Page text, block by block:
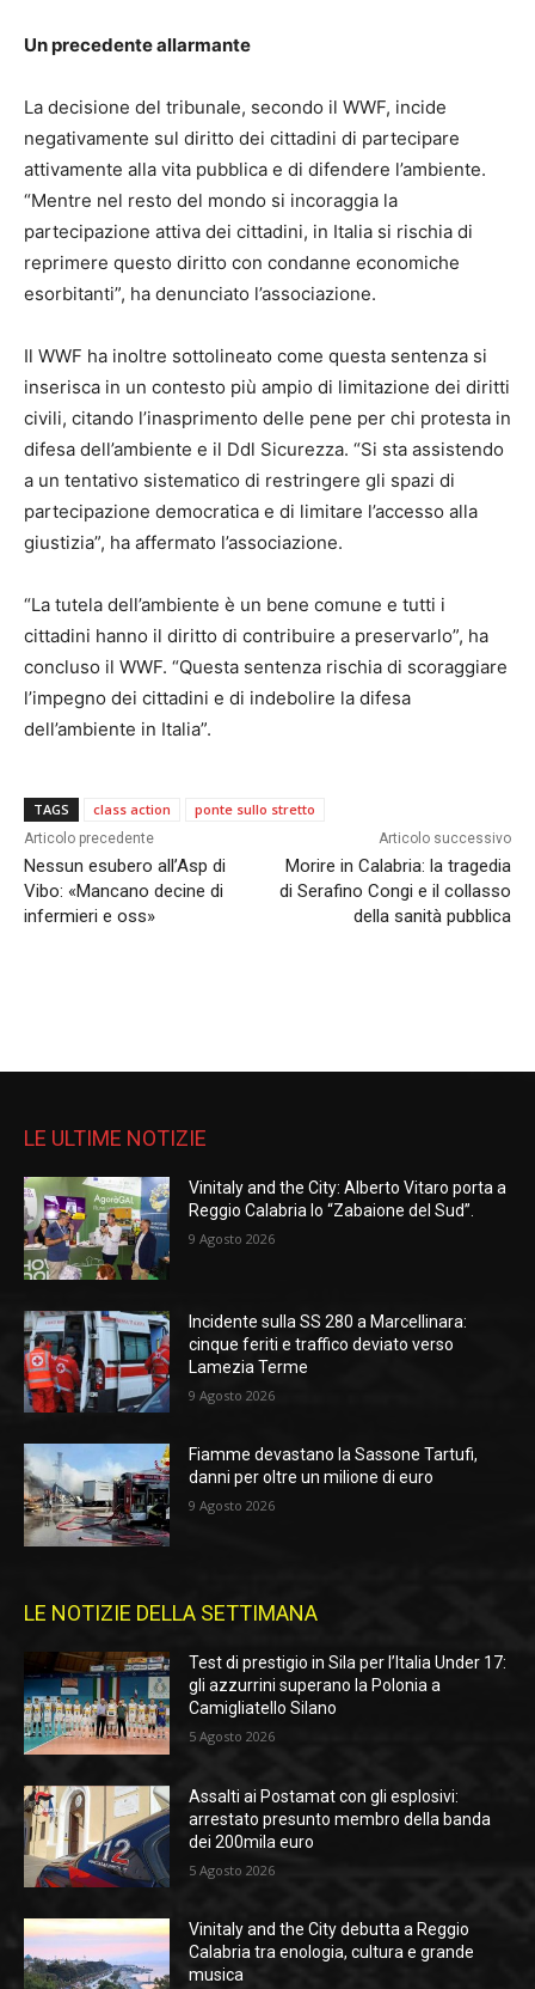
Un precedente allarmante
La decisione del tribunale, secondo il WWF, incide
negativamente sul diritto dei cittadini di partecipare
attivamente alla vita pubblica e di difendere l’ambiente.
“Mentre nel resto del mondo si incoraggia la
partecipazione attiva dei cittadini, in Italia si rischia di
reprimere questo diritto con condanne economiche
esorbitanti”, ha denunciato l’associazione.
Il WWF ha inoltre sottolineato come questa sentenza si
inserisca in un contesto più ampio di limitazione dei diritti
civili, citando l’inasprimento delle pene per chi protesta in
difesa dell’ambiente e il Ddl Sicurezza. “Si sta assistendo
a un tentativo sistematico di restringere gli spazi di
partecipazione democratica e di limitare l’accesso alla
giustizia”, ha affermato l’associazione.
“La tutela dell’ambiente è un bene comune e tutti i
cittadini hanno il diritto di contribuire a preservarlo”, ha
concluso il WWF. “Questa sentenza rischia di scoraggiare
l’impegno dei cittadini e di indebolire la difesa
dell’ambiente in Italia”.
TAGS class action ponte sullo stretto
Articolo precedente
Nessun esubero all’Asp di
Vibo: «Mancano decine di
infermieri e oss»
Articolo successivo
Morire in Calabria: la tragedia
di Serafino Congi e il collasso
della sanità pubblica
LE ULTIME NOTIZIE
Vinitaly and the City: Alberto Vitaro porta a
Reggio Calabria lo “Zabaione del Sud”.
9 Agosto 2026
Incidente sulla SS 280 a Marcellinara:
cinque feriti e traffico deviato verso
Lamezia Terme
9 Agosto 2026
Fiamme devastano la Sassone Tartufi,
danni per oltre un milione di euro
9 Agosto 2026
LE NOTIZIE DELLA SETTIMANA
Test di prestigio in Sila per l’Italia Under 17:
gli azzurrini superano la Polonia a
Camigliatello Silano
5 Agosto 2026
Assalti ai Postamat con gli esplosivi:
arrestato presunto membro della banda
dei 200mila euro
5 Agosto 2026
Vinitaly and the City debutta a Reggio
Calabria tra enologia, cultura e grande
musica